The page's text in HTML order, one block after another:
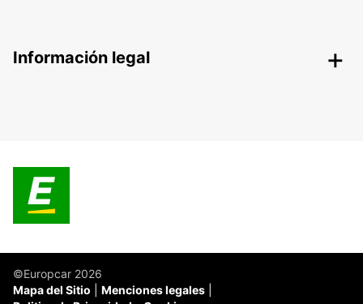
Información legal
©Europcar 2026
Mapa del Sitio
Menciones legales